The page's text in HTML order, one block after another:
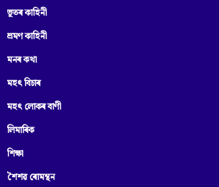
ভূতৰ কাহিনী
ভ্ৰমণ কাহিনী
মনৰ কথা
মহৎ বিচাৰ
মহৎ লোকৰ বাণী
লিমাৰিক
শিক্ষা
শৈশৱ ৰোমন্থন